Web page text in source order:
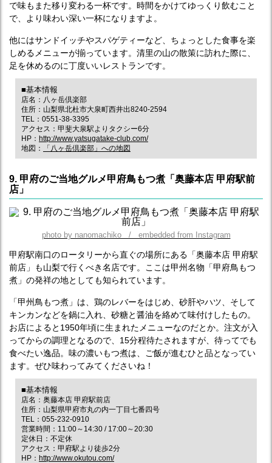
で味もまた移り変わる一杯です。時間をかけてゆっくり飲むこと
で、より味わい深い一杯になりますよ。
他にはサンドイッチやスパゲティーなど、ちょっとした食事を楽
しめるメニューが揃っています。清里の山の散策に訪れた際に、
足を休めるのに丁度いいレストランです。
■基本情報
店名：八ヶ岳倶楽部
住所：山梨県北杜市大泉町西井出8240-2594
TEL：0551-38-3395
アクセス：甲斐大泉駅よりタクシー6分
HP： http://www.yatsugatake-club.com/
地図：
「八ヶ岳倶楽部」への地図
9. 甲府のご当地グルメ甲府鳥もつ煮「奥藤本店 甲府駅前
店」
photo by nanomachiko / embedded from Instagram
甲府駅南口のロータリーから直ぐの場所にある「奥藤本店 甲府駅
前店」も山梨で行くべき名店です。ここは甲州名物「甲府鳥もつ
煮」の発祥の地としても知られています。
「甲州鳥もつ煮」は、鶏のレバーをはじめ、砂肝やハツ、そして
キンカンなどを鍋に入れ、砂糖と醤油を絡めて味付けしたもの。
お店によると1950年頃に生まれたメニューなのだとか。注文が入
ってからの調理となるので、15分程待たされますが、待ってでも
食べたい逸品。味の濃いもつ煮は、ご飯が進むひと品となってい
ます。ぜひ味わってみてくださいね！
■基本情報
店名：奥藤本店 甲府駅前店
住所：山梨県甲府市丸の内一丁目七番四号
TEL：055-232-0910
営業時間：11:00～14:30 / 17:00～20:30
定休日：不定休
アクセス：甲府駅より徒歩2分
HP： http://www.okutou.com/